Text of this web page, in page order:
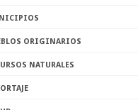
ORIGINARIOS
NATURALES